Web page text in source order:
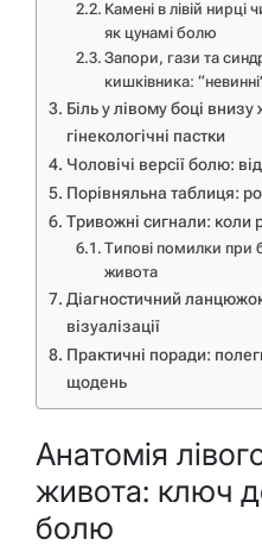
Камені в лівій нирці
як цунамі болю
Запори, гази та
кишківника:
Біль у лівому боці
гінекологічні пастки
Чоловічі версії болю:
Порівняльна таблиця:
Тривожні сигнали: коли
Типові помилки при
живота
Діагностичний
візуалізації
Практичні поради:
щодень
Анатомія
живота: ключ
болю